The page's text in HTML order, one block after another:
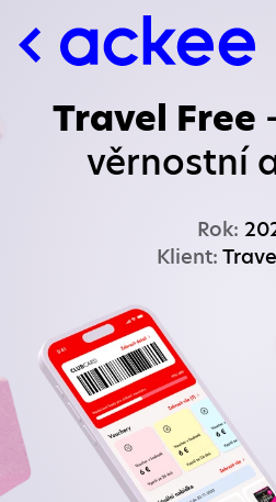
Travel Free
věrnostní
Rok:
Klient: